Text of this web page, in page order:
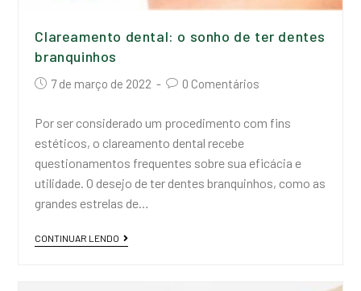
Clareamento dental: o sonho de ter dentes
branquinhos
7 de março de 2022 0 Comentários
Por ser considerado um procedimento com fins
estéticos, o clareamento dental recebe
questionamentos frequentes sobre sua eficácia e
utilidade. O desejo de ter dentes branquinhos, como as
grandes estrelas de…
CONTINUAR LENDO